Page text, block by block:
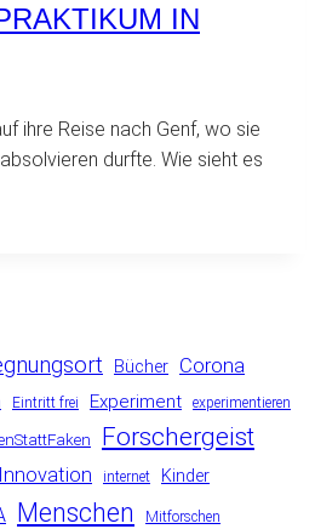
IN
ihre Reise nach Genf, wo sie
durfte. Wie sieht es
Bücher Corona
Eintritt frei Experiment experimentieren
Forschergeist
Innovation internet Kinder
Menschen Mitforschen